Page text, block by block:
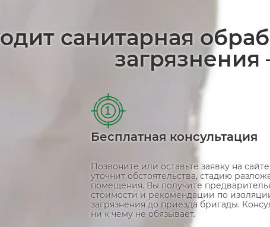
санитарная
1
Бесплатная консультация
Позвоните или оставьте заявку на
уточнит обстоятельства, стадию
помещения. Вы получите
стоимости и рекомендации по
загрязнения до приезда бригады.
ни к чему не обязывает.